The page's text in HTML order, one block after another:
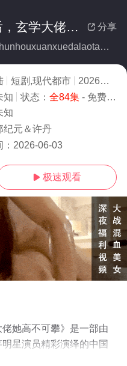
 分享
离婚后，玄学大佬她高不可攀(全集)
别名：lihunhouxuanxuedalaotagaobukepan
短剧,现代都市 2026
9.0
知 状态： 全84集- 免费在线观看
知
纪元＆许丹
2026-06-03
 极速观看
她高不可攀》是一部由
星演员精彩演绎的中国
全84集），手机免费观